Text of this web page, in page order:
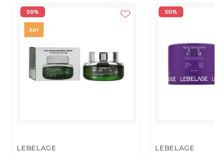
50%
LEBELAGE
50%
LEBELAGE